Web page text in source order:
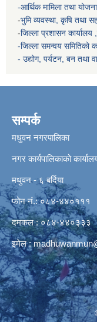
-आर्थिक मामिला तथा
-भुमि व्यवस्था, कृषि तथा
-जिल्ला प्रशासन कार्यालय
-जिल्ला समन्वय समितिको
- उद्योग, पर्यटन, बन तथा
सम्पर्क
मधुवन नगरपालिका
नगर कार्यपालिकाको
मधुवन - ६ बर्दिया
फोन नं.: ०८४-४४०१११
दमकल : ०८४-४४०३३३
इमेल :